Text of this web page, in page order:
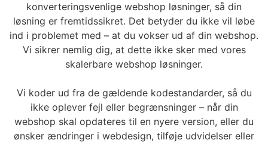
konverteringsvenlige webshop løsninger, så din
løsning er fremtidssikret. Det betyder du ikke vil løbe
ind i problemet med – at du vokser ud af din webshop.
Vi sikrer nemlig dig, at dette ikke sker med vores
skalerbare webshop løsninger.
Vi koder ud fra de gældende kodestandarder, så du
ikke oplever fejl eller begrænsninger – når din
webshop skal opdateres til en nyere version, eller du
ønsker ændringer i webdesign, tilføje udvidelser eller